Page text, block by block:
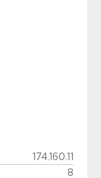
174.160.11
8